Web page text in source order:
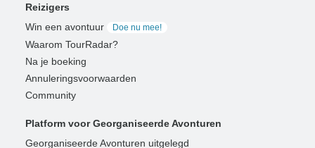
Reizigers
Win een avontuur
Doe nu mee!
Waarom TourRadar?
Na je boeking
Annuleringsvoorwaarden
Community
Platform voor Georganiseerde Avonturen
Georganiseerde Avonturen uitgelegd